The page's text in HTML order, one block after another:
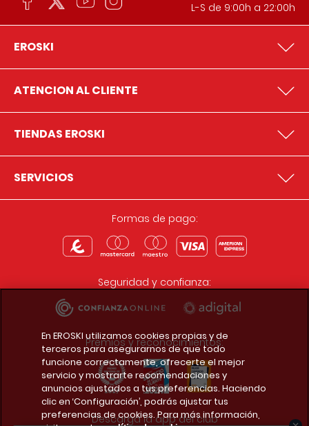
L-S de 9:00h a 22:00h
EROSKI
ATENCION AL CLIENTE
TIENDAS EROSKI
SERVICIOS
Formas de pago:
Seguridad y confianza:
Premios y reconocimientos:
Descarga la app del club
En EROSKI utilizamos cookies propias y de
terceros para asegurarnos de que todo
funcione correctamente, ofrecerte el mejor
servicio y mostrarte recomendaciones y
anuncios ajustados a tus preferencias. Haciendo
clic en ‘Configuración’, podrás ajustar tus
preferencias de cookies. Para más información,